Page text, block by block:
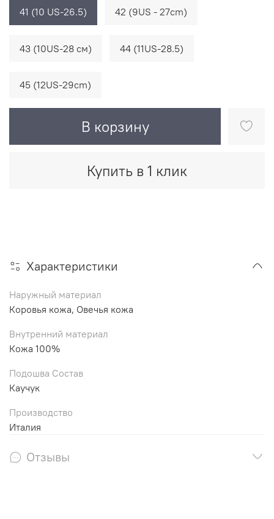
В корзину
Купить в 1 клик
41 (10 US-26.5) 42 (9US - 27cm)
43 (10US-28 см) 44 (11US-28.5)
45 (12US-29cm)
Характеристики
Наружный материал
Коровья кожа, Овечья кожа
Внутренний материал
Кожа 100%
Подошва Состав
Каучук
Производство
Италия
Отзывы